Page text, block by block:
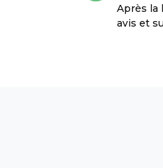
Après la
avis et